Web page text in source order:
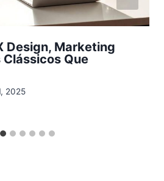
Design, Marketing
Que
2025